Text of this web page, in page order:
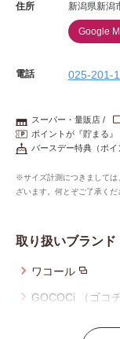
住所 新潟県新潟
Google
電話 025-201-
スーパー・量販店
ポイントが『貯まる』
バースデー特典（ポイ
※サイズ計測につきましては
ざいます。何とぞご了承くだ
取り扱いブランド
ワコール
GOCOCi （ゴコチ